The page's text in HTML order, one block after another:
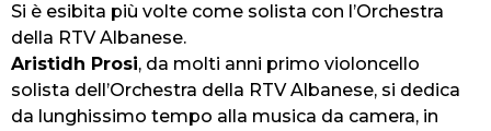
Si è esibita più volte come solista con l’Orchestra
della RTV Albanese.
Aristidh Prosi, da molti anni primo violoncello
solista dell’Orchestra della RTV Albanese, si dedica
da lunghissimo tempo alla musica da camera, in